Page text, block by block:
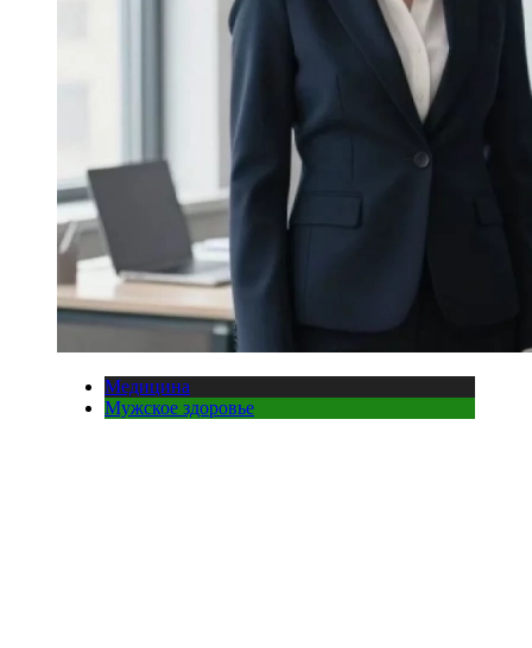
Медицина
Мужское здоровье